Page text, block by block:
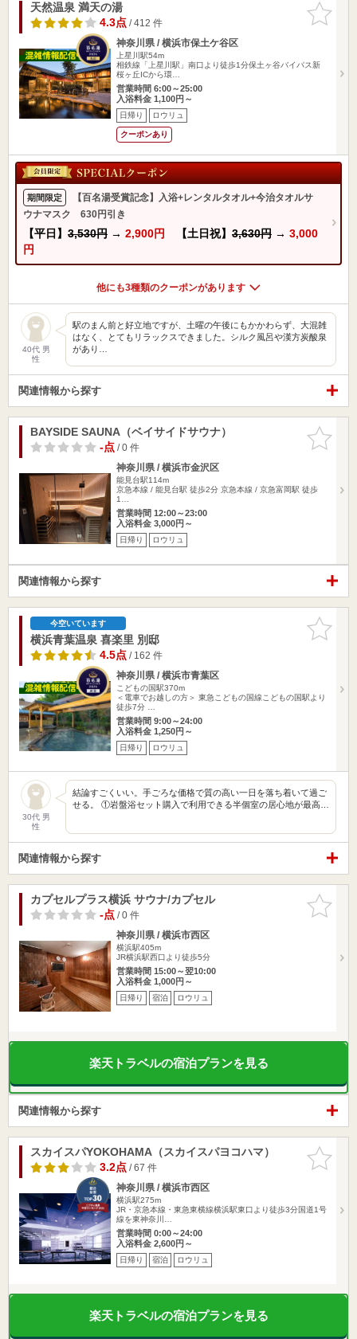
お気に入
りに追加
天然温泉 満天の湯
4.3点/ 412 件
神奈川県 / 横浜市保土ケ谷区
上星川駅54m
相鉄線「上星川駅」南口より徒歩1分保土ヶ谷バイパス新
桜ヶ丘ICから環…
営業時間 6:00～25:00
入浴料金 1,100円～
日帰り ロウリュ
クーポンあり
期間限定
【百名湯受賞記念】入浴+レンタルタオル+今治タオルサ
ウナマスク 630円引き
【平日】 3,530円 → 2,900円 【土日祝】 3,630円 → 3,000
円
他にも3種類のクーポンがあります
40代 男
性
駅のまん前と好立地ですが、土曜の午後にもかかわらず、大混雑
はなく、とてもリラックスできました。シルク風呂や漢方炭酸泉
があり…
関連情報から探す
お気に入
りに追加
BAYSIDE SAUNA（ベイサイドサウナ）
-点/ 0 件
神奈川県 / 横浜市金沢区
能見台駅114m
京急本線 / 能見台駅 徒歩2分 京急本線 / 京急富岡駅 徒歩
1…
営業時間 12:00～23:00
入浴料金 3,000円～
日帰り ロウリュ
関連情報から探す
お気に入
りに追加
今空いています
横浜青葉温泉 喜楽里 別邸
4.5点/ 162 件
神奈川県 / 横浜市青葉区
こどもの国駅370m
＜電車でお越しの方＞ 東急こどもの国線こどもの国駅より
徒歩7分 …
営業時間 9:00～24:00
入浴料金 1,250円～
日帰り ロウリュ
30代 男
性
結論すごくいい。手ごろな価格で質の高い一日を落ち着いて過ご
せる。 ①岩盤浴セット購入で利用できる半個室の居心地が最高…
関連情報から探す
お気に入
りに追加
カプセルプラス横浜 サウナ/カプセル
-点/ 0 件
神奈川県 / 横浜市西区
横浜駅405m
JR横浜駅西口より徒歩5分
営業時間 15:00～翌10:00
入浴料金 1,000円～
日帰り 宿泊 ロウリュ
楽天トラベルの宿泊プランを見る
関連情報から探す
お気に入
りに追加
スカイスパYOKOHAMA（スカイスパヨコハマ）
3.2点/ 67 件
神奈川県 / 横浜市西区
横浜駅275m
JR・京急本線・東急東横線横浜駅東口より徒歩3分国道1号
線を東神奈川…
営業時間 0:00～24:00
入浴料金 2,600円～
日帰り 宿泊 ロウリュ
楽天トラベルの宿泊プランを見る